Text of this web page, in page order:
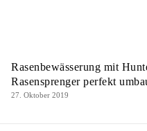
Rasenbewässerung mit
Rasensprenger perfekt
27. Oktober 2019